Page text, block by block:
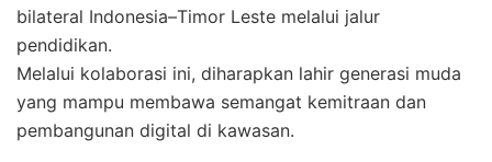
bilateral Indonesia–Timor Leste melalui jalur
pendidikan.
Melalui kolaborasi ini, diharapkan lahir generasi muda
yang mampu membawa semangat kemitraan dan
pembangunan digital di kawasan.